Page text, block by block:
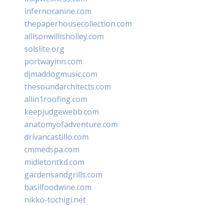
infernocanine.com
thepaperhousecollection.com
allisonwillisholley.com
solslite.org
portwayinn.com
djmaddogmusic.com
thesoundarchitects.com
allin1roofing.com
keepjudgewebb.com
anatomyofadventure.com
drivancastillo.com
cmmedspa.com
midletontkd.com
gardensandgrills.com
basilfoodwine.com
nikko-tochigi.net